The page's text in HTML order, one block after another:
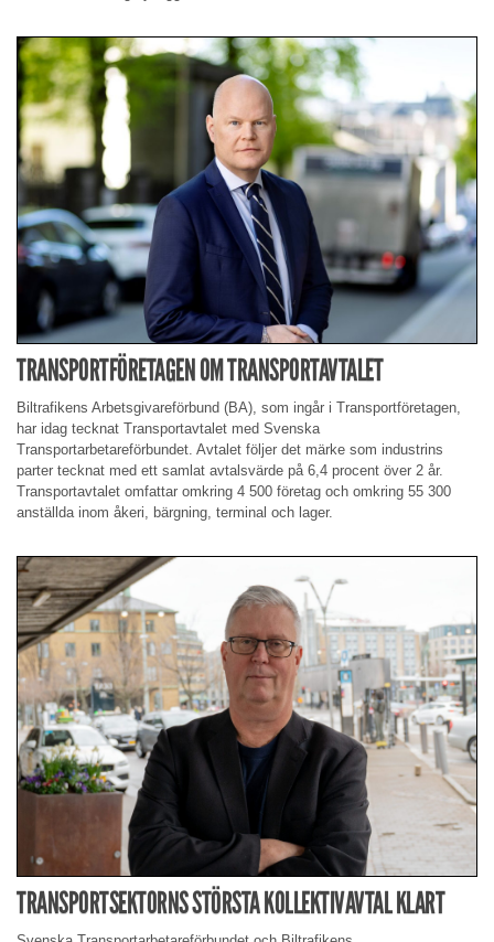
TRANSPORTFÖRETAGEN OM TRANSPORTAVTALET
Biltrafikens Arbetsgivareförbund (BA), som ingår i Transportföretagen,
har idag tecknat Transportavtalet med Svenska
Transportarbetareförbundet. Avtalet följer det märke som industrins
parter tecknat med ett samlat avtalsvärde på 6,4 procent över 2 år.
Transportavtalet omfattar omkring 4 500 företag och omkring 55 300
anställda inom åkeri, bärgning, terminal och lager.
TRANSPORTSEKTORNS STÖRSTA KOLLEKTIVAVTAL KLART